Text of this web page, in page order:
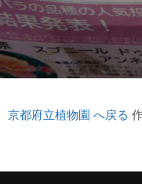
都府立植物園 へ戻る